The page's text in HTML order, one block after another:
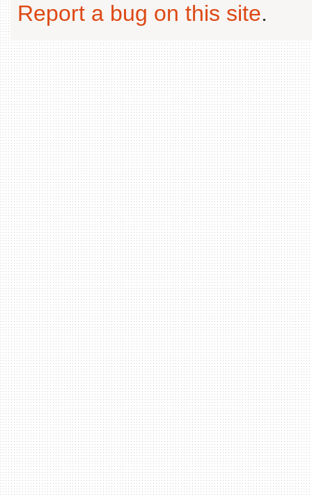
Report a bug on this site.